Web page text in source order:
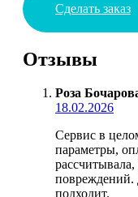
Сделать заказ
Отзывы
Роза
18.02.2026
Сервис в
параметры,
повреждений.
подходит.